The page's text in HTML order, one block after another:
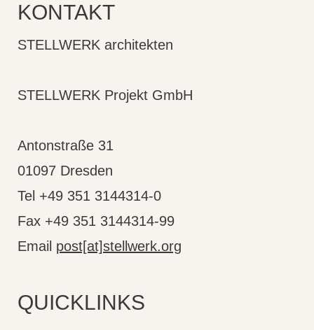
KONTAKT
STELLWERK architekten
STELLWERK Projekt GmbH
Antonstraße 31
01097 Dresden
Tel +49 351 3144314-0
Fax +49 351 3144314-99
Email post[at]stellwerk.org
QUICKLINKS